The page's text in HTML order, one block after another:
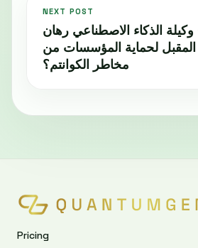
NEXT POST
الذكاء الاصطناعي رهان
لحماية المؤسسات من
مخاطر الكوانتم؟
Pricing